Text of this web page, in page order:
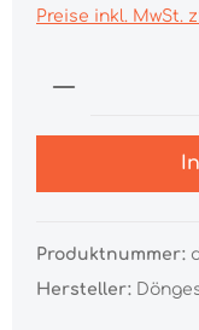
Preise inkl. MwSt.
Produktnummer:
Hersteller: